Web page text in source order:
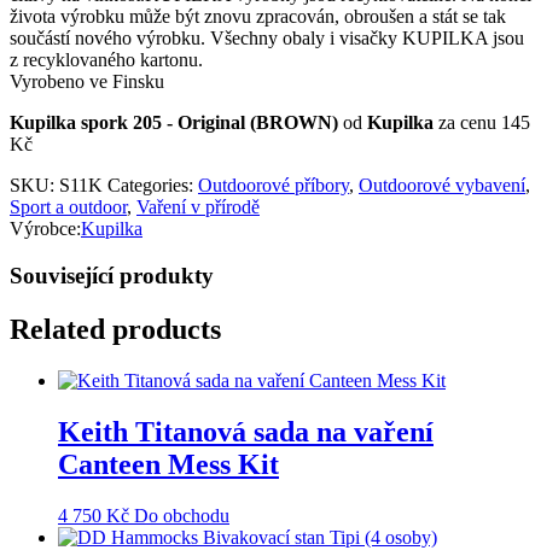
života výrobku může být znovu zpracován, obroušen a stát se tak
součástí nového výrobku. Všechny obaly i visačky KUPILKA jsou
z recyklovaného kartonu.
Vyrobeno ve Finsku
Kupilka spork 205 - Original (BROWN) od Kupilka za cenu 145
Kč
SKU: S11K Categories: Outdoorové příbory, Outdoorové vybavení,
Sport a outdoor, Vaření v přírodě
Výrobce:Kupilka
Související produkty
Related products
Keith Titanová sada na vaření
Canteen Mess Kit
4 750 Kč Do obchodu